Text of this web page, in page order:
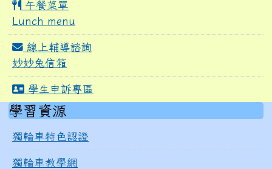
午餐菜單
Lunch menu
線上輔導諮詢
妙妙兔信箱
學生申訴專區
右邊區域內容
學習資源
獨輪車特色認證
獨輪車教學網